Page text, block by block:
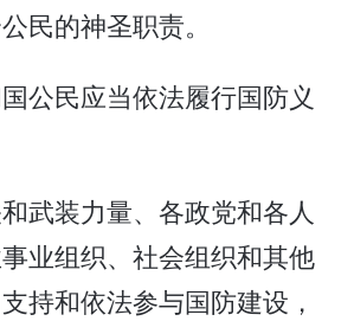
民的神圣职责。
公民应当依法履行国防义
武装力量、各政党和各人
业组织、社会组织和其他
持和依法参与国防建设，